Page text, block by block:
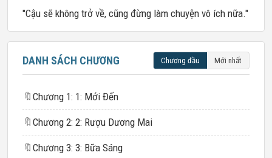
"Cậu sẽ không trở về, cũng đừng làm chuyện vô ích nữa."
DANH SÁCH CHƯƠNG Chương đầu Mới nhất
🔖 Chương 1: 1: Mới Đến
🔖 Chương 2: 2: Rượu Dương Mai
🔖 Chương 3: 3: Bữa Sáng